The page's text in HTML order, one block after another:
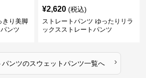
きり美脚
ンツ
¥2,620 (税込)
ストレートパンツ ゆったりリラ
ックスストレートパンツ
パンツのスウェットパンツ一覧へ ›